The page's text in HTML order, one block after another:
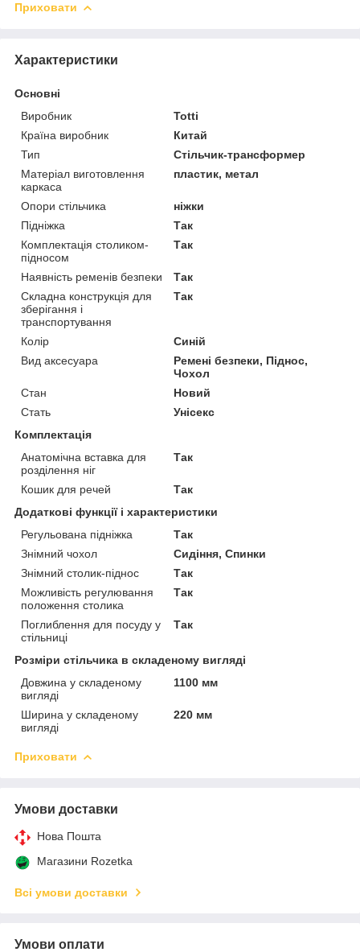
Приховати
Характеристики
Основні
Виробник
Totti
Країна виробник
Китай
Тип
Стільчик-трансформер
Матеріал виготовлення
каркаса
пластик, метал
Опори стільчика
ніжки
Підніжка
Так
Комплектація столиком-
підносом
Так
Наявність ременів безпеки
Так
Складна конструкція для
зберігання і
транспортування
Так
Колір
Синій
Вид аксесуара
Ремені безпеки, Піднос,
Чохол
Стан
Новий
Стать
Унісекс
Комплектація
Анатомічна вставка для
розділення ніг
Так
Кошик для речей
Так
Додаткові функції і характеристики
Регульована підніжка
Так
Знімний чохол
Сидіння, Спинки
Знімний столик-піднос
Так
Можливість регулювання
положення столика
Так
Поглиблення для посуду у
стільниці
Так
Розміри стільчика в складеному вигляді
Довжина у складеному
вигляді
1100 мм
Ширина у складеному
вигляді
220 мм
Приховати
Умови доставки
Нова Пошта
Магазини Rozetka
Всі умови доставки
Умови оплати